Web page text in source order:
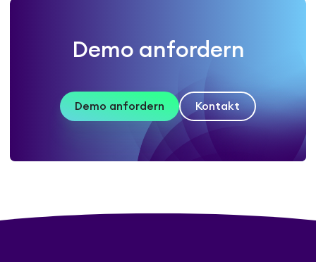
Demo anfordern
Demo anfordern Kontakt